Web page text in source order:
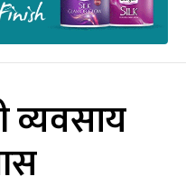
व्यवसाय